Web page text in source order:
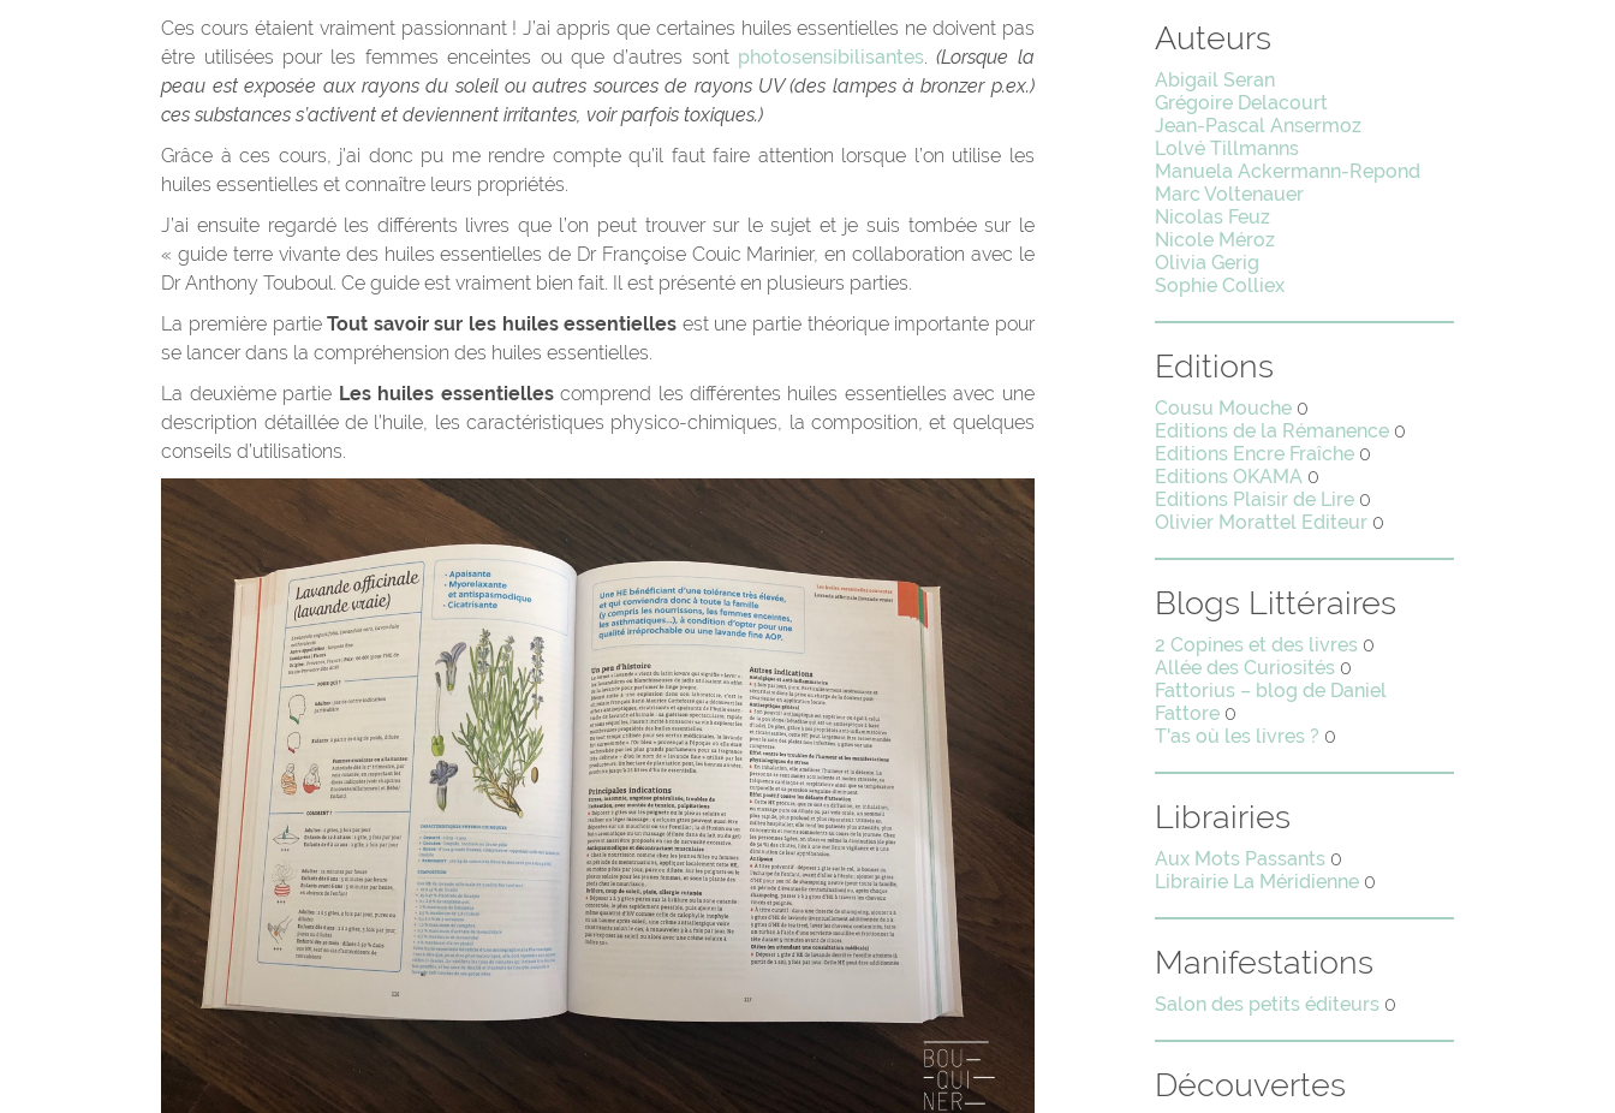
Ces cours étaient vraiment passionnant ! J’ai appris que certaines huiles essentielles ne doivent pas
être utilisées pour les femmes enceintes ou que d’autres sont photosensibilisantes .(Lorsque la
peau est exposée aux rayons du soleil ou autres sources de rayons UV (des lampes à bronzer p.ex.)
ces substances s’activent et deviennent irritantes, voir parfois toxiques.)
Grâce à ces cours, j’ai donc pu me rendre compte qu’il faut faire attention lorsque l’on utilise les
huiles essentielles et connaître leurs propriétés.
J’ai ensuite regardé les différents livres que l’on peut trouver sur le sujet et je suis tombée sur le
« guide terre vivante des huiles essentielles de Dr Françoise Couic Marinier, en collaboration avec le
Dr Anthony Touboul. Ce guide est vraiment bien fait. Il est présenté en plusieurs parties.
La première partieTout savoir sur les huiles essentielles est une partie théorique importante pour
se lancer dans la compréhension des huiles essentielles.
La deuxième partie Les huiles essentiellescomprend les différentes huiles essentielles avec une
description détaillée de l’huile, les caractéristiques physico-chimiques, la composition, et quelques
conseils d’utilisations.
Auteurs
Abigail Seran
Grégoire Delacourt
Jean-Pascal Ansermoz
Lolvé Tillmanns
Manuela Ackermann-Repond
Marc Voltenauer
Nicolas Feuz
Nicole Méroz
Olivia Gerig
Sophie Colliex
Editions
Cousu Mouche0
Editions de la Rémanence0
Editions Encre Fraîche0
Editions OKAMA 0
Editions Plaisir de Lire0
Olivier Morattel Editeur0
Blogs Littéraires
2 Copines et des livres0
Allée des Curiosités0
Fattorius – blog de Daniel
Fattore0
T'as où les livres ? 0
Librairies
Aux Mots Passants0
Librairie La Méridienne0
Manifestations
Salon des petits éditeurs0
Découvertes